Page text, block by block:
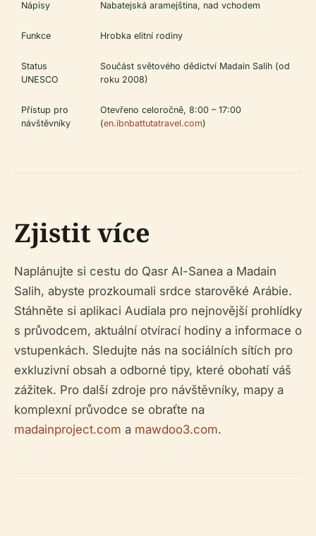
Nápisy Nabatejská aramejština, nad vchodem
Funkce Hrobka elitní rodiny
Status
UNESCO
Součást světového dědictví Madain Salih (od
roku 2008)
Přístup pro
návštěvníky
Otevřeno celoročně, 8:00 – 17:00
(en.ibnbattutatravel.com)
Zjistit více
Naplánujte si cestu do Qasr Al-Sanea a Madain
Salih, abyste prozkoumali srdce starověké Arábie.
Stáhněte si aplikaci Audiala pro nejnovější prohlídky
s průvodcem, aktuální otvírací hodiny a informace o
vstupenkách. Sledujte nás na sociálních sítích pro
exkluzivní obsah a odborné tipy, které obohatí váš
zážitek. Pro další zdroje pro návštěvníky, mapy a
komplexní průvodce se obraťte na
madainproject.com a mawdoo3.com.